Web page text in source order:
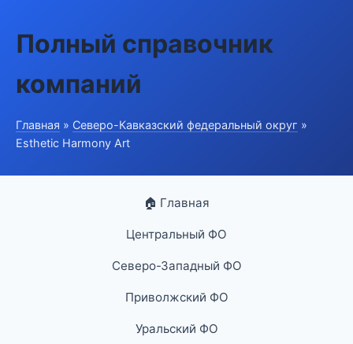
Полный справочник
компаний
Главная » Северо-Кавказский федеральный округ »
Esthetic Harmony Art
🏠 Главная
Центральный ФО
Северо-Западный ФО
Приволжский ФО
Уральский ФО